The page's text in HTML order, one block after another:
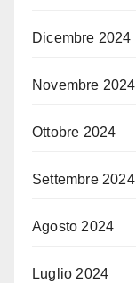
Dicembre 2024
Novembre 2024
Ottobre 2024
Settembre 2024
Agosto 2024
Luglio 2024